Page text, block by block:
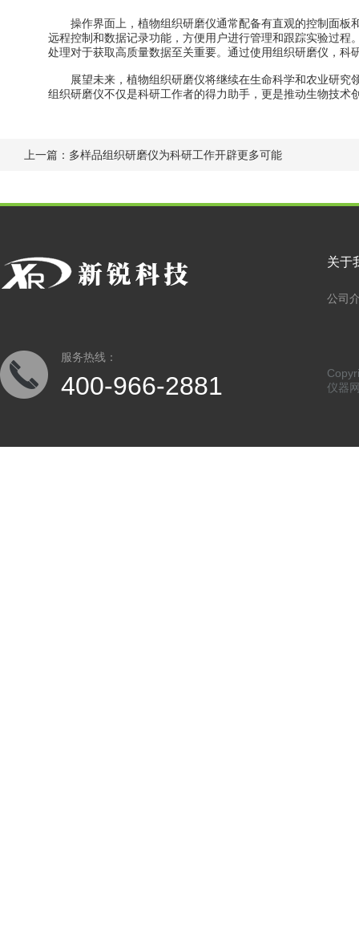
操作界面上，植物组织研磨仪通常配备有直观的控制面板
远程控制和数据记录功能，方便用户进行管理和跟踪实验过
处理对于获取高质量数据至关重要。通过使用组织研磨仪，
展望未来，植物组织研磨仪将继续在生命科学和农业研究
组织研磨仪不仅是科研工作者的得力助手，更是推动生物技术
上一篇： 多样品组织研磨仪为科研工作开辟更多可能
服务热线：
400-966-2881
关于
公司
仪器